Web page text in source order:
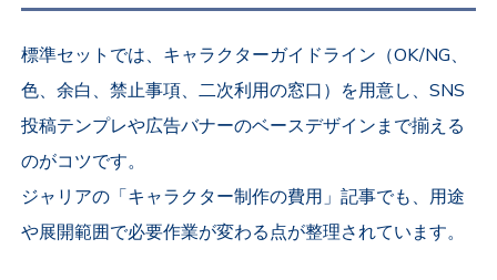
標準セットでは、キャラクターガイドライン（OK/NG、
色、余白、禁止事項、二次利用の窓口）を用意し、SNS
投稿テンプレや広告バナーのベースデザインまで揃える
のがコツです。
ジャリアの「キャラクター制作の費用」記事でも、用途
や展開範囲で必要作業が変わる点が整理されています。